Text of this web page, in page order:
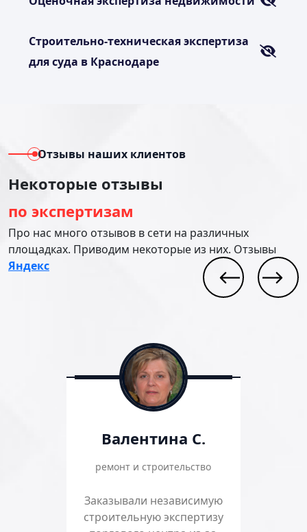
Строительно-техническая экспертиза
для суда в Краснодаре
Отзывы наших клиентов
Некоторые отзывы
по экспертизам
Про нас много отзывов в сети на различных
площадках. Приводим некоторые из них. Отзывы
Яндекс
Валентина С.
ремонт и строительство
Заказывали независимую
строительную экспертизу